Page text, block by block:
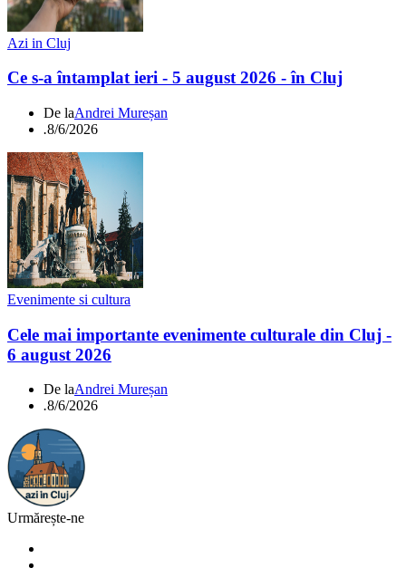
Azi in Cluj
Ce s-a întamplat ieri - 5 august 2026 - în Cluj
De laAndrei Mureșan
.8/6/2026
Evenimente si cultura
Cele mai importante evenimente culturale din Cluj -
6 august 2026
De laAndrei Mureșan
.8/6/2026
Urmărește-ne